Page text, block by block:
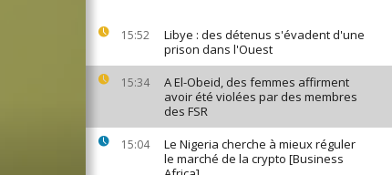
15:52
Libye : des détenus s'évadent d'une
prison dans l'Ouest
15:34
A El-Obeid, des femmes affirment
avoir été violées par des membres
des FSR
15:04
Le Nigeria cherche à mieux réguler
le marché de la crypto [Business